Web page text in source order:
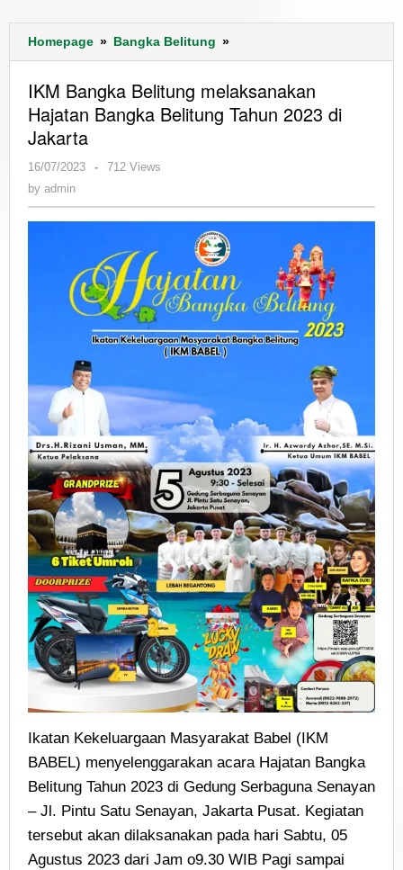
Homepage » Bangka Belitung »
Bangka
melaksanakan
Hajatan
di
IKM Bangka Belitung melaksanakan
Hajatan Bangka Belitung Tahun 2023 di
Jakarta
16/07/2023
by
-
712 Views
by admin
Ikatan Kekeluargaan Masyarakat Babel (IKM
BABEL) menyelenggarakan acara Hajatan Bangka
Belitung Tahun 2023 di Gedung Serbaguna Senayan
– Jl. Pintu Satu Senayan, Jakarta Pusat. Kegiatan
tersebut akan dilaksanakan pada hari Sabtu, 05
Agustus 2023 dari Jam o9.30 WIB Pagi sampai